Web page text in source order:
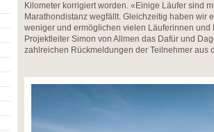
Kilometer korrigiert worden. «Einige Läufer sind
Marathondistanz wegfällt. Gleichzeitig haben wir
weniger und ermöglichen vielen Läuferinnen
Projektleiter Simon von Allmen das Dafür und
zahlreichen Rückmeldungen der Teilnehmer aus